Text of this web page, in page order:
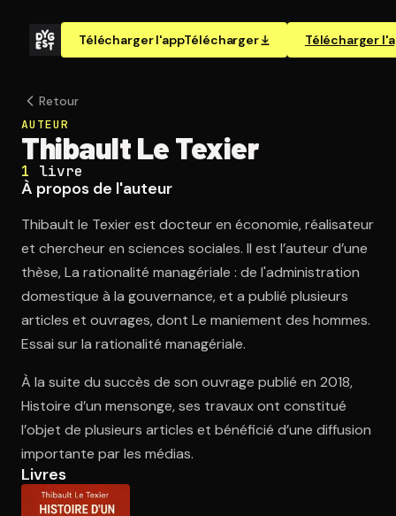
Télécharger l'appTélécharger Télécharger
Ouvre l'app Appareil photo, pointe sur le code. C'est gratuit à
Retour
AUTEUR
Thibault Le Texier
1 livre
À propos de l'auteur
Thibault le Texier est docteur en économie, réalisateur
et chercheur en sciences sociales. Il est l’auteur d’une
thèse, La rationalité managériale : de l'administration
domestique à la gouvernance, et a publié plusieurs
articles et ouvrages, dont Le maniement des hommes.
Essai sur la rationalité managériale.
À la suite du succès de son ouvrage publié en 2018,
Histoire d’un mensonge, ses travaux ont constitué
l’objet de plusieurs articles et bénéficié d’une diffusion
importante par les médias.
Livres